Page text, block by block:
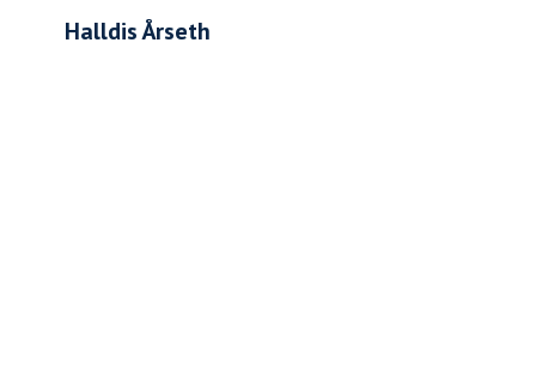
Halldis Årseth